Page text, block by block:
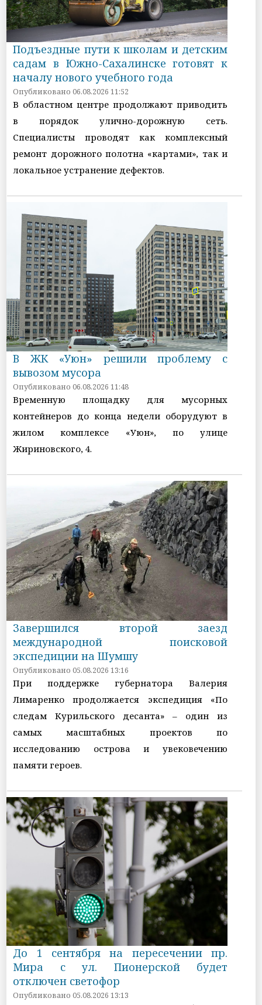
Подъездные пути к школам и детским
садам в Южно-Сахалинске готовят к
началу нового учебного года
Опубликовано 06.08.2026 11:52
В областном центре продолжают приводить
в порядок улично-дорожную сеть.
Специалисты проводят как комплексный
ремонт дорожного полотна «картами», так и
локальное устранение дефектов.
В ЖК «Уюн» решили проблему с
вывозом мусора
Опубликовано 06.08.2026 11:48
Временную площадку для мусорных
контейнеров до конца недели оборудуют в
жилом комплексе «Уюн», по улице
Жириновского, 4.
Завершился второй заезд
международной поисковой
экспедиции на Шумшу
Опубликовано 05.08.2026 13:16
При поддержке губернатора Валерия
Лимаренко продолжается экспедиция «По
следам Курильского десанта» – один из
самых масштабных проектов по
исследованию острова и увековечению
памяти героев.
До 1 сентября на пересечении пр.
Мира с ул. Пионерской будет
отключен светофор
Опубликовано 05.08.2026 13:13